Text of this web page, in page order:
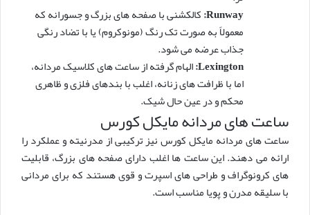
Runway: کالکشنی با صفحه های بزرگ و جسورانه که
معمولاً به صورت تک رنگ (مونوکروم) یا با تضاد رنگی
جذاب عرضه می شود.
Lexington: الهام گرفته از ساعت های کلاسیک مردانه،
اما با ظرافت های زنانه، اغلب با بندهای فلزی و ظاهری
محکم و در عین حال شیک.
ساعت های مردانه مایکل کورس
ساعت های مردانه مایکل کورس نیز ترکیبی از مدرنیته و عملکرد را
ارائه می دهند. این ساعت ها اغلب دارای صفحه های بزرگ، قابلیت
های کرونوگراف و طراحی های اسپرت و قوی هستند که برای مردانی
با سلیقه مدرن و پویا مناسب است.